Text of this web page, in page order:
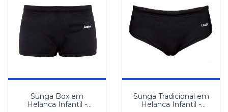
Sunga Box em
Helanca Infantil -
Sunga Tradicional em
Helanca Infantil -